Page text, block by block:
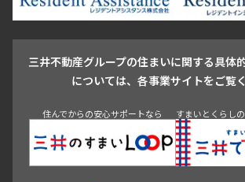
駒沢・用賀・二子玉川
成城・砧
池袋・板橋・
青山 渋谷 東京・大手町 新宿 品川
目黒
三井不動産グループの住まいに関する具体
については、各事業サイトをご覧
住んでからの安心サポートなら すまいとくらし